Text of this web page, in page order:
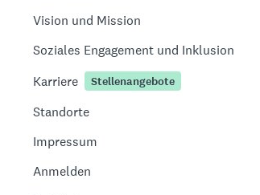
Vision und Mission
Soziales Engagement und Inklusion
Karriere
Stellenangebote
Standorte
Impressum
Anmelden